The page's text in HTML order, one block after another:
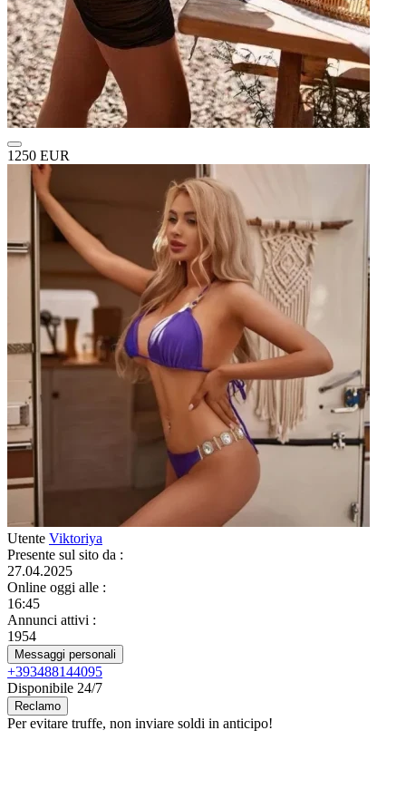
1250 EUR
Utente Viktoriya
Presente sul sito da :
27.04.2025
Online oggi alle :
16:45
Annunci attivi :
1954
Messaggi personali
+393488144095
Disponibile 24/7
Reclamo
Per evitare truffe, non inviare soldi in anticipo!